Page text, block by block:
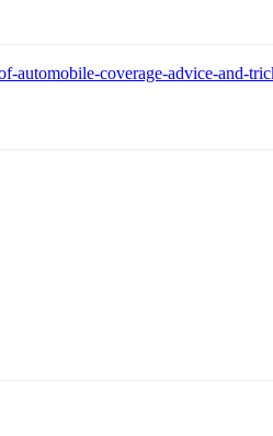
automobile-coverage-advice-and-